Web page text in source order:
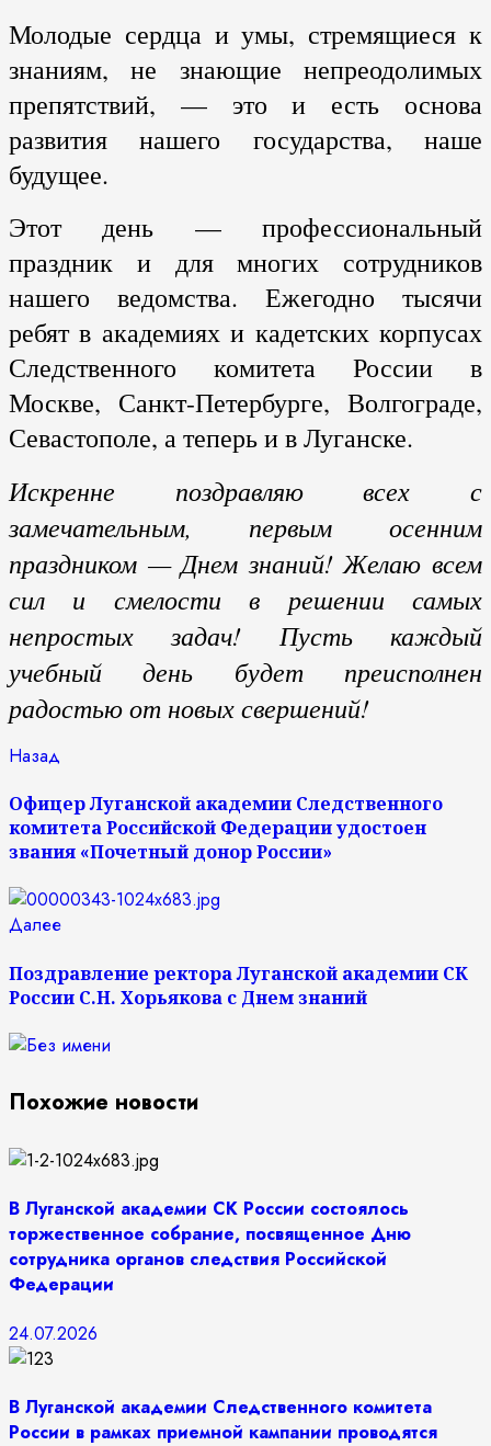
Молодые сердца и умы, стремящиеся к
знаниям, не знающие непреодолимых
препятствий, — это и есть основа
развития нашего государства, наше
будущее.
Этот день — профессиональный
праздник и для многих сотрудников
нашего ведомства. Ежегодно тысячи
ребят в академиях и кадетских корпусах
Следственного комитета России в
Москве, Санкт-Петербурге, Волгограде,
Севастополе, а теперь и в Луганске.
Искренне поздравляю всех с
замечательным, первым осенним
праздником — Днем знаний! Желаю всем
сил и смелости в решении самых
непростых задач! Пусть каждый
учебный день будет преисполнен
радостью от новых свершений!
Продолжить
чтение
Назад
Офицер Луганской академии Следственного
комитета Российской Федерации удостоен
звания «Почетный донор России»
ДалееСледующая
Поздравление ректора Луганской академии СК
России С.Н. Хорьякова с Днем знаний
Похожие новости
В Луганской академии СК России состоялось
торжественное собрание, посвященное Дню
сотрудника органов следствия Российской
Федерации
24.07.2026
В Луганской академии Следственного комитета
России в рамках приемной кампании проводятся